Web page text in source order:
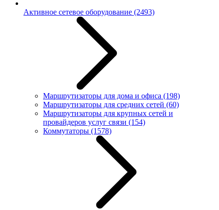
Активное сетевое оборудование (2493)
Маршрутизаторы для дома и офиса (198)
Маршрутизаторы для средних сетей (60)
Маршрутизаторы для крупных сетей и
провайдеров услуг связи (154)
Коммутаторы (1578)